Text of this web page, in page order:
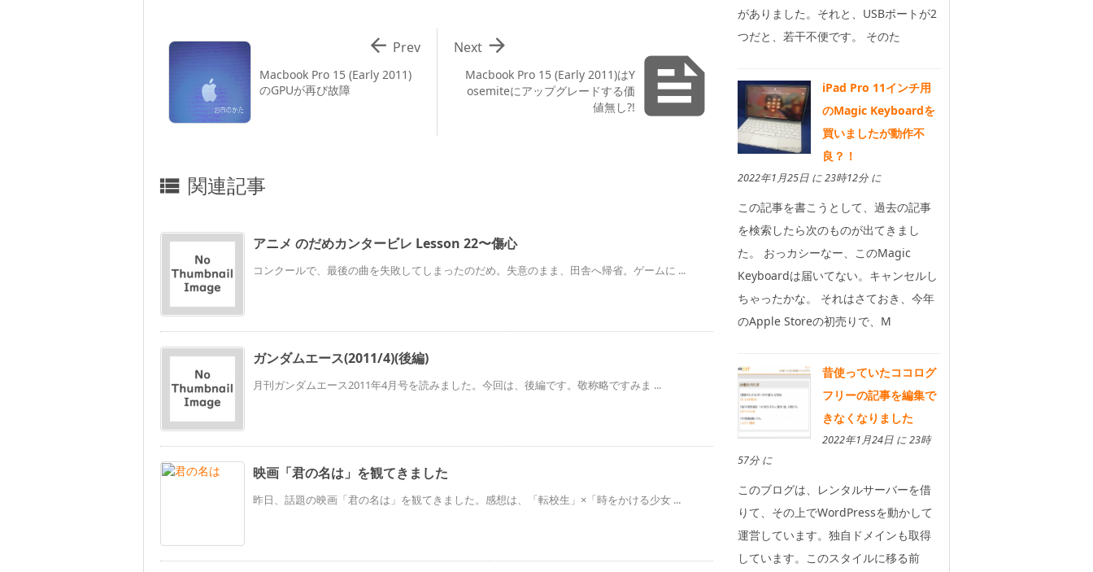

Macbook Pro 15 (Early 2011)はY
osemiteにアップグレードする価
値無し?!

Next
Macbook Pro 15 (Early 2011)
のGPUが再び故障
 Prev
 関連記事
アニメ のだめカンタービレ Lesson 22〜傷心
コンクールで、最後の曲を失敗してしまったのだめ。失意のまま、田舎へ帰省。ゲームに ...
ガンダムエース(2011/4)(後編)
月刊ガンダムエース2011年4月号を読みました。今回は、後編です。敬称略ですみま ...
映画「君の名は」を観てきました
昨日、話題の映画「君の名は」を観てきました。感想は、「転校生」×「時をかける少女 ...
がありました。それと、USBポートが2
つだと、若干不便です。 そのた
iPad Pro 11インチ用
のMagic Keyboardを
買いましたが動作不
良？！
2022年1月25日 に 23時12分 に
この記事を書こうとして、過去の記事
を検索したら次のものが出てきまし
た。 おっカシーなー、このMagic
Keyboardは届いてない。キャンセルし
ちゃったかな。 それはさておき、今年
のApple Storeの初売りで、M
昔使っていたココログ
フリーの記事を編集で
きなくなりました
2022年1月24日 に 23時
57分 に
このブログは、レンタルサーバーを借
りて、その上でWordPressを動かして
運営しています。独自ドメインも取得
しています。このスタイルに移る前